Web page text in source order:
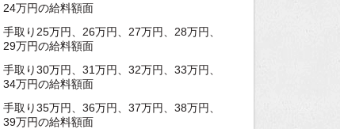
24万円の給料額面
手取り25万円、26万円、27万円、28万円、
29万円の給料額面
手取り30万円、31万円、32万円、33万円、
34万円の給料額面
手取り35万円、36万円、37万円、38万円、
39万円の給料額面